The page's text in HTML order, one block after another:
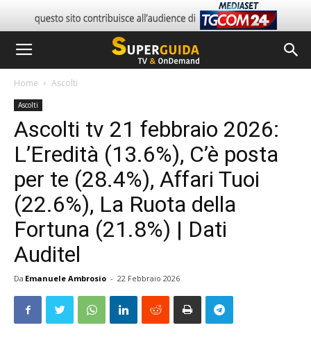
Home Ascolti
Ascolti
Ascolti tv 21 febbraio 2026:
L’Eredità (13.6%), C’è posta
per te (28.4%), Affari Tuoi
(22.6%), La Ruota della
Fortuna (21.8%) | Dati
Auditel
Da Emanuele Ambrosio - 22 Febbraio 2026